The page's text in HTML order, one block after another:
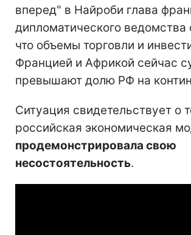
вперед" в Найроби глава
дипломатического ведомства
что объемы торговли и
Францией и Африкой сейчас
превышают долю РФ на
Ситуация свидетельствует о
российская экономическая
продемонстрировала свою
несостоятельность.